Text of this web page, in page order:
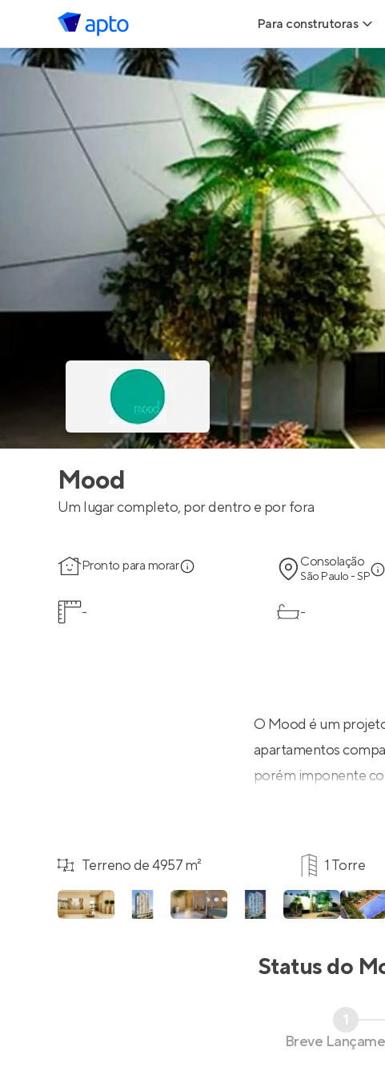
Para construtoras
Geração de
Geração de Visitas
Geração de
Maiores
Parcerias
Anunciar Imóveis
Mood
Um lugar completo, por dentro e por fora
Pronto para morar Consolação
São Paulo - SP
- -
O Mood é um
apartamentos
porém imponente
Terreno de 4957 m² 1 Torre
Status do
1
Breve